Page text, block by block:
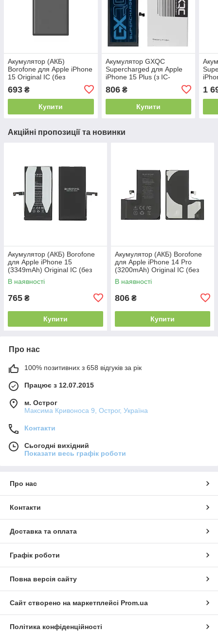
Акумулятор (АКБ)
Borofone для Apple iPhone
15 Original IC (без
693 ₴
Купити
Акумулятор GXQC
Supercharged для Apple
iPhone 15 Plus (з IC-
помилки, посилений, 4650
mAh) (Original, Service
806₴
Купити
1
Акційні пропозиції та новинки
Акумулятор (АКБ) Borofone
для Apple iPhone 15
(3349mAh) Original IC (без
помилки)
В наявності
765 ₴
Купити
Акумулятор (АКБ) Borofone
для Apple iPhone 14 Pro
(3200mAh) Original IC (без
помилки)
В наявності
806 ₴
Купити
Про нас
100% позитивних з 658 відгуків за рік
Працює з 12.07.2015
м. Острог
Максима Кривоноса 9, Острог, Україна
Контакти
Сьогодні вихідний
Показати весь графік роботи
Про нас
Контакти
Доставка та оплата
Графік роботи
Повна версія сайту
Сайт створено на маркетплейсі Prom.ua
Політика конфіденційності